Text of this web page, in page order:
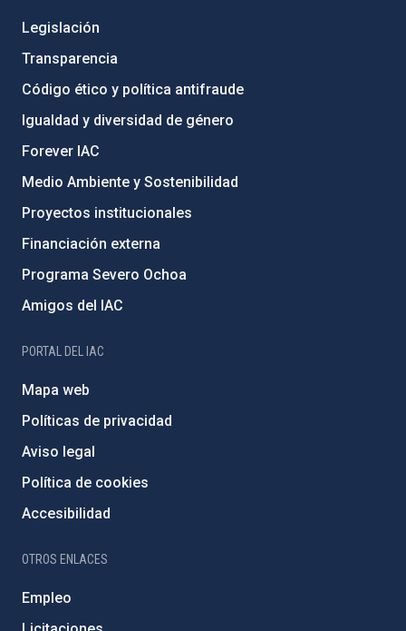
Legislación
Transparencia
Código ético y política antifraude
Igualdad y diversidad de género
Forever IAC
Medio Ambiente y Sostenibilidad
Proyectos institucionales
Financiación externa
Programa Severo Ochoa
Amigos del IAC
PORTAL DEL IAC
Mapa web
Políticas de privacidad
Aviso legal
Política de cookies
Accesibilidad
OTROS ENLACES
Empleo